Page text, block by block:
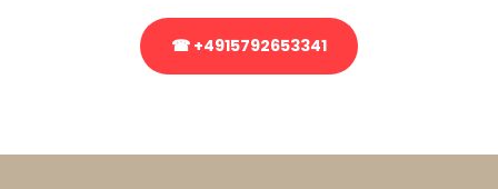
☎ +4915792653341